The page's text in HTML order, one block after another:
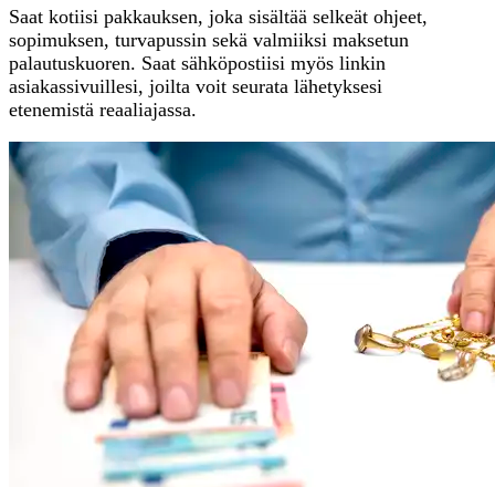
Saat kotiisi pakkauksen, joka sisältää selkeät ohjeet,
sopimuksen, turvapussin sekä valmiiksi maksetun
palautuskuoren. Saat sähköpostiisi myös linkin
asiakassivuillesi, joilta voit seurata lähetyksesi
etenemistä reaaliajassa.